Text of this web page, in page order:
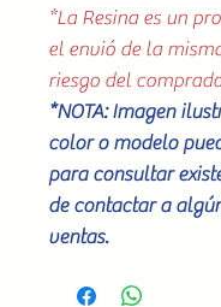
*La Resina es un
el envió de la
riesgo del
*NOTA: Imagen
color o modelo
para consultar
de contactar a
ventas.